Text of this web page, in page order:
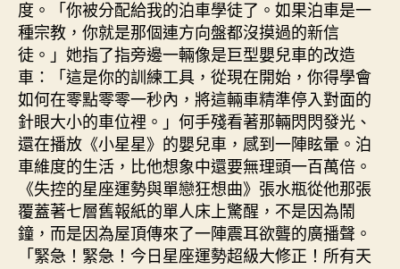
度。「你被分配給我的泊車學徒了。如果泊車是一
種宗教，你就是那個連方向盤都沒摸過的新信
徒。」她指了指旁邊一輛像是巨型嬰兒車的改造
車：「這是你的訓練工具，從現在開始，你得學會
如何在零點零零一秒內，將這輛車精準停入對面的
針眼大小的車位裡。」何手殘看著那輛閃閃發光、
還在播放《小星星》的嬰兒車，感到一陣眩暈。泊
車維度的生活，比他想象中還要無理頭一百萬倍。
《失控的星座運勢與單戀狂想曲》張水瓶從他那張
覆蓋著七層舊報紙的單人床上驚醒，不是因為鬧
鐘，而是因為屋頂傳來了一陣震耳欲聾的廣播聲。
「緊急！緊急！今日星座運勢超級大修正！所有天